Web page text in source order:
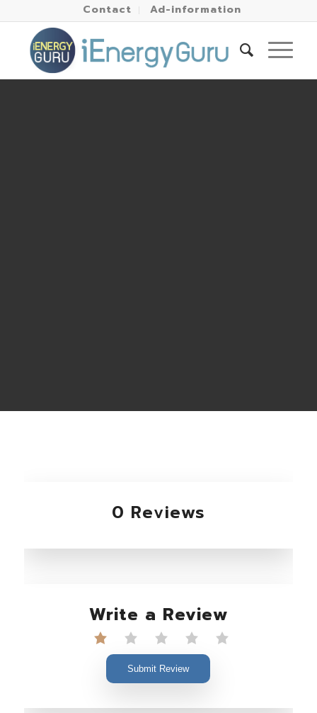
Contact Ad-information
0 Reviews
Write a Review
Submit Review